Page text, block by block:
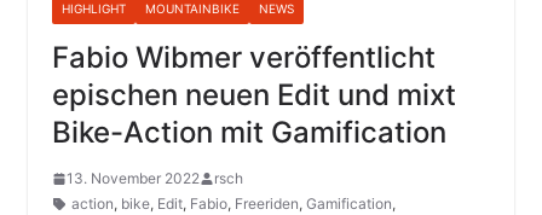
HIGHLIGHT MOUNTAINBIKE NEWS
Fabio Wibmer veröffentlicht
epischen neuen Edit und mixt
Bike-Action mit Gamification
13. November 2022
rsch
action, bike, Edit, Fabio, Freeriden, Gamification,